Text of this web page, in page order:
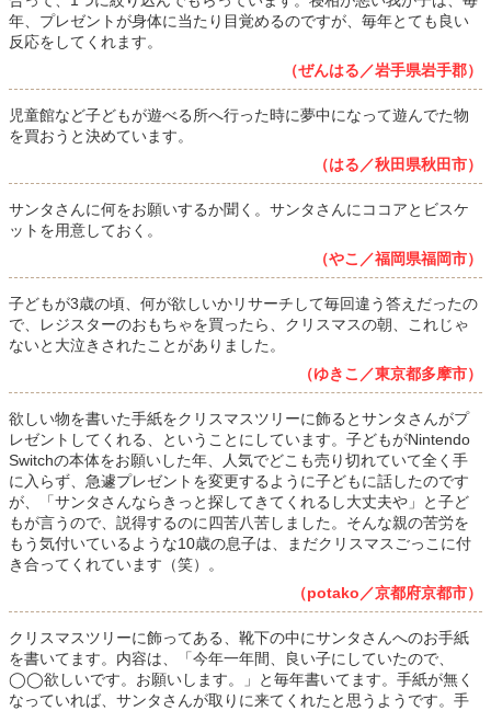
年、プレゼントが身体に当たり目覚めるのですが、毎年とても良い
反応をしてくれます。
（ぜんはる／岩手県岩手郡）
児童館など子どもが遊べる所へ行った時に夢中になって遊んでた物
を買おうと決めています。
（はる／秋田県秋田市）
サンタさんに何をお願いするか聞く。サンタさんにココアとビスケ
ットを用意しておく。
（やこ／福岡県福岡市）
子どもが3歳の頃、何が欲しいかリサーチして毎回違う答えだったの
で、レジスターのおもちゃを買ったら、クリスマスの朝、これじゃ
ないと大泣きされたことがありました。
（ゆきこ／東京都多摩市）
欲しい物を書いた手紙をクリスマスツリーに飾るとサンタさんがプ
レゼントしてくれる、ということにしています。子どもがNintendo
Switchの本体をお願いした年、人気でどこも売り切れていて全く手
に入らず、急遽プレゼントを変更するように子どもに話したのです
が、「サンタさんならきっと探してきてくれるし大丈夫や」と子ど
もが言うので、説得するのに四苦八苦しました。そんな親の苦労を
もう気付いているような10歳の息子は、まだクリスマスごっこに付
き合ってくれています（笑）。
（potako／京都府京都市）
クリスマスツリーに飾ってある、靴下の中にサンタさんへのお手紙
を書いてます。内容は、「今年一年間、良い子にしていたので、
◯◯欲しいです。お願いします。」と毎年書いてます。手紙が無く
なっていれば、サンタさんが取りに来てくれたと思うようです。手